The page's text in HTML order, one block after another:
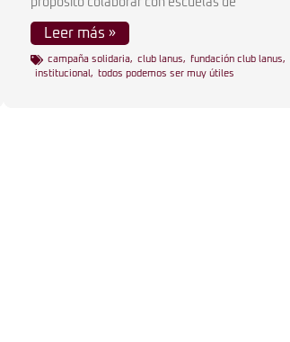
propósito colaborar con escuelas de
Leer más »
campaña solidaria, club lanus, fundación club lanus,
institucional , todos podemos ser muy útiles